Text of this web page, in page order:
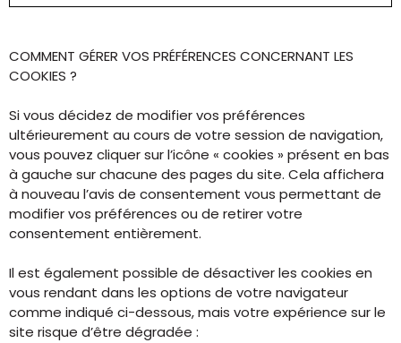
COMMENT GÉRER VOS PRÉFÉRENCES CONCERNANT LES
COOKIES ?
Si vous décidez de modifier vos préférences
ultérieurement au cours de votre session de navigation,
vous pouvez cliquer sur l’icône « cookies » présent en bas
à gauche sur chacune des pages du site. Cela affichera
à nouveau l’avis de consentement vous permettant de
modifier vos préférences ou de retirer votre
consentement entièrement.
Il est également possible de désactiver les cookies en
vous rendant dans les options de votre navigateur
comme indiqué ci-dessous, mais votre expérience sur le
site risque d’être dégradée :